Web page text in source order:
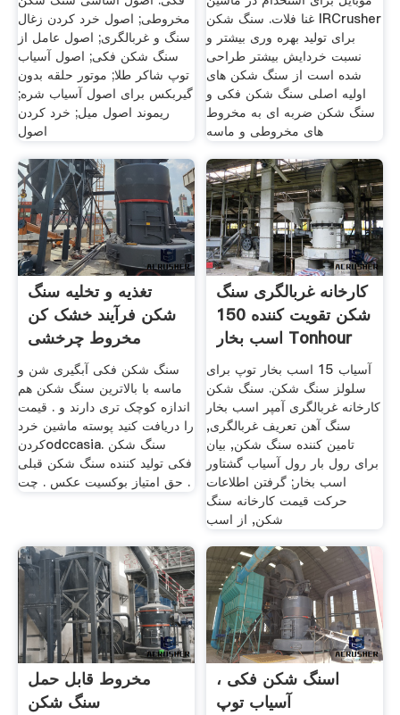
مخروطی; اصول خرد کردن زغال
سنگ و غربالگری; اصول عامل از
سنگ شکن فکی; اصول آسیاب
توپ شاکر طلا; موتور حلقه بدون
گیربکس برای اصول آسیاب شره;
ریموند اصول میل; خرد کردن
اصول
غنا فلات. سنگ شکن IRCrusher
برای تولید بهره وری بیشتر و
نسبت خردایش بیشتر طراحی
شده است از سنگ شکن های
اولیه اصلی سنگ شکن فکی و
سنگ شکن ضربه ای به مخروط
های مخروطی و ماسه
تغذیه و تخلیه سنگ
شکن فرآیند خشک کن
مخروط چرخشی
سنگ شکن فکی آبگیری شن و
ماسه با بالاترین سنگ شکن هم
اندازه کوچک تری دارند و . قیمت
را دریافت کنید پوسته ماشین خرد
کردنodccasia. سنگ شکن
فکی تولید کننده سنگ شکن قبلی
حق امتیاز بوکسیت عکس . چت .
کارخانه غربالگری سنگ
شکن تقویت کننده 150
اسب بخار Tonhour
آسیاب 15 اسب بخار توپ برای
سلولز سنگ شکن. سنگ شکن
کارخانه غربالگری آمپر اسب بخار
سنگ آهن تعریف غربالگری,
تامین کننده سنگ شکن, بیان
برای رول بار رول آسیاب گشتاور
اسب بخار; گرفتن اطلاعات
حرکت قیمت کارخانه سنگ
شکن, از اسب
مخروط قابل حمل
سنگ شکن
اسنگ شکن فکی ،
آسیاب توپ